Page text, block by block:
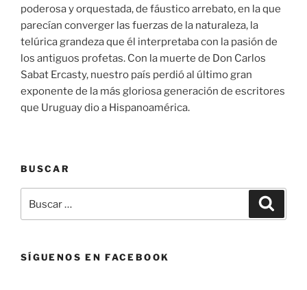
poderosa y orquestada, de fáustico arrebato, en la que
parecían converger las fuerzas de la naturaleza, la
telúrica grandeza que él interpretaba con la pasión de
los antiguos profetas. Con la muerte de Don Carlos
Sabat Ercasty, nuestro país perdió al último gran
exponente de la más gloriosa generación de escritores
que Uruguay dio a Hispanoamérica.
BUSCAR
por:
SÍGUENOS EN FACEBOOK